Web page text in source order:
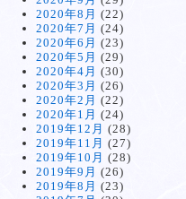
2020年8月 (22)
2020年7月 (24)
2020年6月 (23)
2020年5月 (29)
2020年4月 (30)
2020年3月 (26)
2020年2月 (22)
2020年1月 (24)
2019年12月 (28)
2019年11月 (27)
2019年10月 (28)
2019年9月 (26)
2019年8月 (23)